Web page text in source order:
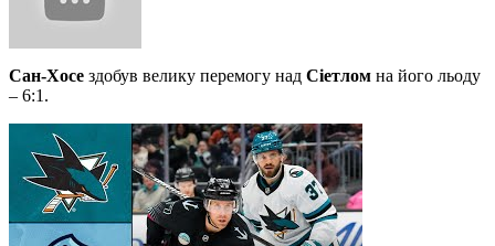
Сан-Хосе здобув велику перемогу над Сіетлом на його льоду
– 6:1.